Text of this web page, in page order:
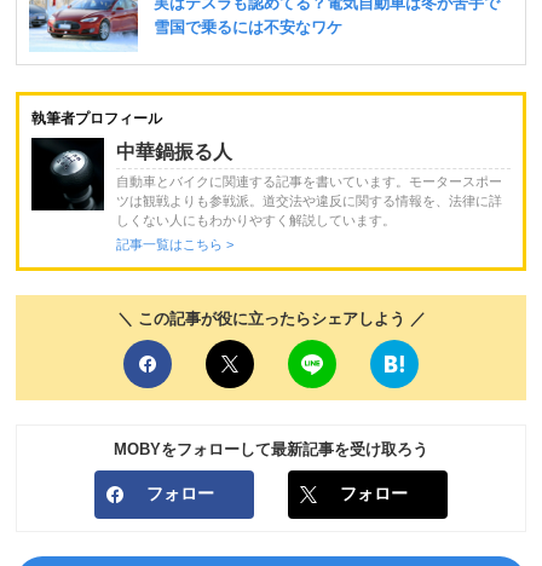
執筆者プロフィール
中華鍋振る人
自動車とバイクに関連する記事を書いています。モータースポー
ツは観戦よりも参戦派。道交法や違反に関する情報を、法律に詳
しくない人にもわかりやすく解説しています。
記事一覧はこちら >
＼ この記事が役に立ったらシェアしよう ／
MOBYをフォローして最新記事を受け取ろう
フォロー フォロー